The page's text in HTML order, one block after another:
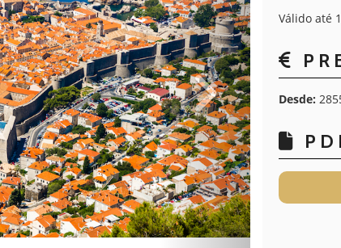
Válido até
Desde: